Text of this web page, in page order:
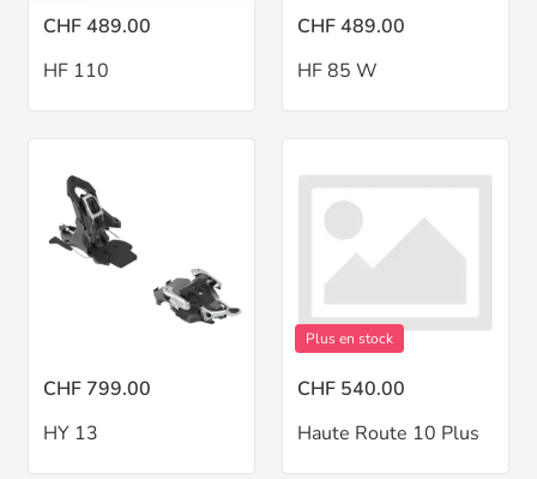
CHF 489.00
HF 110
CHF 489.00
HF 85 W
CHF 799.00
HY 13
Plus en stock
CHF 540.00
Haute Route 10 Plus